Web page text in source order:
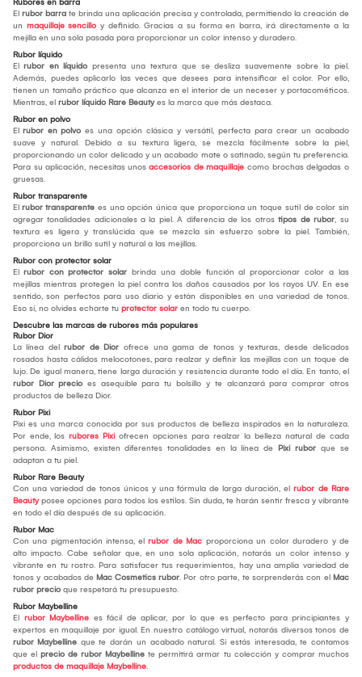
Rubores en barra
El rubor barra te brinda una aplicación precisa y controlada, permitiendo la creación de
un maquillaje sencillo y definido. Gracias a su forma en barra, irá directamente a la
mejilla en una sola pasada para proporcionar un color intenso y duradero.
Rubor líquido
El rubor en líquido presenta una textura que se desliza suavemente sobre la piel.
Además, puedes aplicarlo las veces que desees para intensificar el color. Por ello,
tienen un tamaño práctico que alcanza en el interior de un neceser y portacométicos.
Mientras, el rubor líquido Rare Beautyes la marca que más destaca.
Rubor en polvo
El rubor en polvo es una opción clásica y versátil, perfecta para crear un acabado
suave y natural. Debido a su textura ligera, se mezcla fácilmente sobre la piel,
proporcionando un color delicado y un acabado mate o satinado, según tu preferencia.
Para su aplicación, necesitas unos accesorios de maquillaje como brochas delgadas o
gruesas.
Rubor transparente
El rubor transparente es una opción única que proporciona un toque sutil de color sin
agregar tonalidades adicionales a la piel. A diferencia de los otros tipos de rubor, su
textura es ligera y translúcida que se mezcla sin esfuerzo sobre la piel. También,
proporciona un brillo sutil y natural a las mejillas.
Rubor con protector solar
El rubor con protector solar brinda una doble función al proporcionar color a las
mejillas mientras protegen la piel contra los daños causados por los rayos UV. En ese
sentido, son perfectos para uso diario y están disponibles en una variedad de tonos.
Eso sí, no olvides echarte tu protector solar en todo tu cuerpo.
Descubre las marcas de rubores más populares
Rubor Dior
La línea del rubor de Dior ofrece una gama de tonos y texturas, desde delicados
rosados hasta cálidos melocotones, para realzar y definir las mejillas con un toque de
lujo. De igual manera, tiene larga duración y resistencia durante todo el día. En tanto, el
rubor Dior precio es asequible para tu bolsillo y te alcanzará para comprar otros
productos de belleza Dior.
Rubor Pixi
Pixi es una marca conocida por sus productos de belleza inspirados en la naturaleza.
Por ende, los rubores Pixiofrecen opciones para realzar la belleza natural de cada
persona. Asimismo, existen diferentes tonalidades en la línea de Pixi rubor que se
adaptan a tu piel.
Rubor Rare Beauty
Con una variedad de tonos únicos y una fórmula de larga duración, el rubor de Rare
Beautyposee opciones para todos los estilos. Sin duda, te harán sentir fresca y vibrante
en todo el día después de su aplicación.
Rubor Mac
Con una pigmentación intensa, el rubor de Mac proporciona un color duradero y de
alto impacto. Cabe señalar que, en una sola aplicación, notarás un color intenso y
vibrante en tu rostro. Para satisfacer tus requerimientos, hay una amplia variedad de
tonos y acabados de Mac Cosmetics rubor. Por otro parte, te sorprenderás con el Mac
rubor precio que respetará tu presupuesto.
Rubor Maybelline
El rubor Maybelline es fácil de aplicar, por lo que es perfecto para principiantes y
expertos en maquillaje por igual. En nuestro catálogo virtual, notarás diversos tonos de
rubor Maybelline que te darán un acabado natural. Si estás interesada, te contamos
que el precio de rubor Maybelline te permitirá armar tu colección y comprar muchos
productos de maquillaje Maybelline.